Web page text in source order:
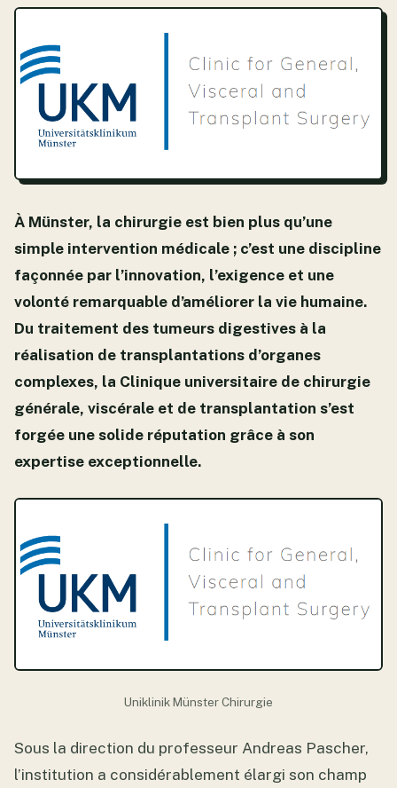
À Münster, la chirurgie est bien plus qu’une
simple intervention médicale ; c’est une discipline
façonnée par l’innovation, l’exigence et une
volonté remarquable d’améliorer la vie humaine.
Du traitement des tumeurs digestives à la
réalisation de transplantations d’organes
complexes, la Clinique universitaire de chirurgie
générale, viscérale et de transplantation s’est
forgée une solide réputation grâce à son
expertise exceptionnelle.
Uniklinik Münster Chirurgie
Sous la direction du professeur Andreas Pascher,
l’institution a considérablement élargi son champ